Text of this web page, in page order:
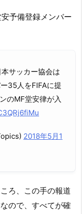
予備登録メンバー
サッカー協会は
35人をFIFAに提
のMF堂安律が入
2018年5月1
ろ、この手の報道
ので、すべてが確